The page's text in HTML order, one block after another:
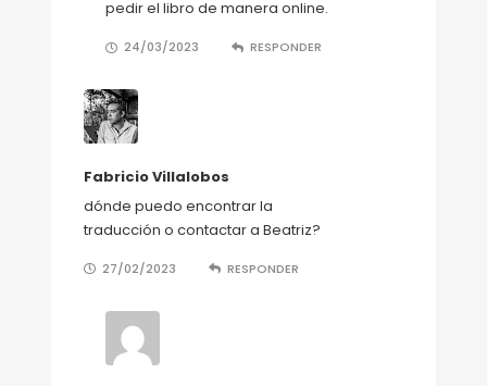
pedir el libro de manera online.
24/03/2023 RESPONDER
Fabricio Villalobos
dónde puedo encontrar la
traducción o contactar a Beatriz?
27/02/2023 RESPONDER